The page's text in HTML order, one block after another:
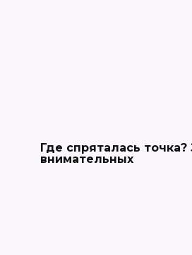
Где спряталась
внимательных